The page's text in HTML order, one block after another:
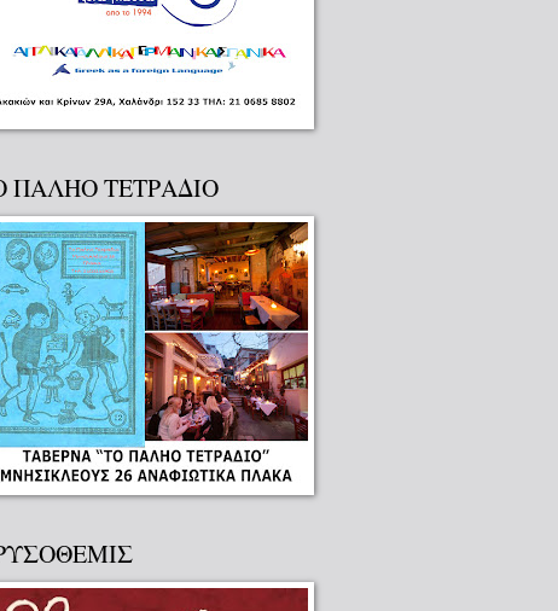
ΠΑΛΗΟ ΤΕΤΡΑΔΙΟ